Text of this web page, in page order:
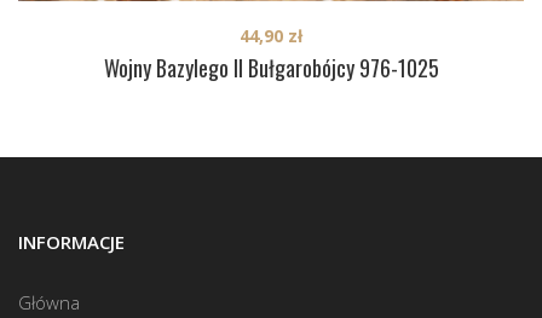
Wojny Bazylego II Bułgarobójcy 976-1025
44,90 zł
INFORMACJE
Główna